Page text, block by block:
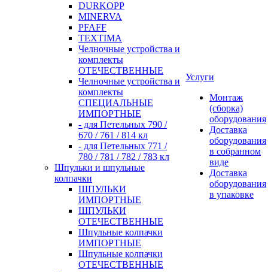
DURKOPP
MINERVA
PFAFF
TEXTIMA
Челночные устройства и
комплекты
ОТЕЧЕСТВЕННЫЕ
Челночные устройства и
комплекты
СПЕЦИАЛЬНЫЕ
ИМПОРТНЫЕ
- для Петельных 790 /
670 / 761 / 814 кл
- для Петельных 771 /
780 / 781 / 782 / 783 кл
Шпульки и шпульные
колпачки
ШПУЛЬКИ
ИМПОРТНЫЕ
ШПУЛЬКИ
ОТЕЧЕСТВЕННЫЕ
Шпульные колпачки
ИМПОРТНЫЕ
Шпульные колпачки
ОТЕЧЕСТВЕННЫЕ
Услуги
Монтаж
(сборка)
оборудования
Доставка
оборудования
в собранном
виде
Доставка
оборудования
в упаковке